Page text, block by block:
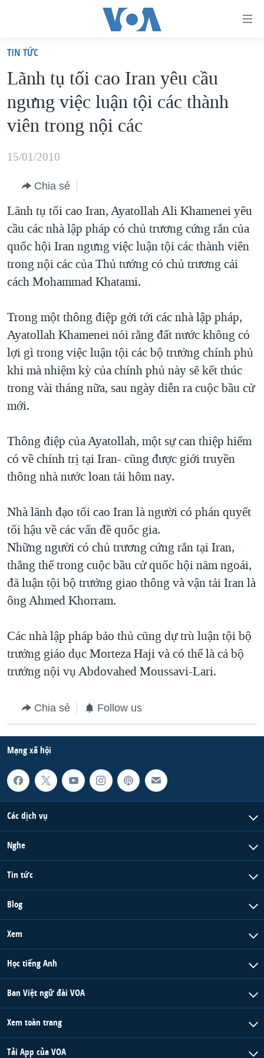
truy
cập
Tới
nội
chính
hướng
chính
Đi
tới
"Tìm"
VIỆT NAM
HOA KỲ
BIỂN ĐÔNG
THẾ GIỚI
DIỄN ĐÀN
MỤC
TỰ DO BÁO CHÍ
VẠCH TRẦN TIN GIẢ
NGƯỜI VIỆT HẢI NGOẠI
KINH TẾ
KHOA HỌC
SỨC KHOẺ
VĂN HOÁ
THỂ THAO
CHUYÊN ĐỀ
CHIẾN TRANH THƯƠNG MẠI CỦA MỸ: QUÁ KHỨ VÀ HIỆN
TẠI
HÀNH TRÌNH BẦU CỬ 2024
GIẢI MÃ VÀNH ĐAI & CON ĐƯỜNG
NGÀY TỊ NẠN THẾ GIỚI
TRỊNH VĨNH BÌNH - NGƯỜI HẠ 'BÊN THẮNG CUỘC'
GROUND ZERO – XƯA VÀ NAY
CÁC GIÁ TRỊ CỘNG HÒA Ở VIỆT NAM
THƯỢNG ĐỈNH TRUMP-KIM TẠI VIỆT NAM
TRỊNH VĨNH BÌNH VS. CHÍNH PHỦ VIỆT NAM
BÊN KIA QUỐC LỘ: TIẾNG VỌNG TỪ NÔNG THÔN MỸ
QUAN HỆ VIỆT MỸ
HỌC TIẾNG ANH
VIDEO
MẠNG XÃ HỘI
Ngôn ngữ khác
TIN TỨC
Lãnh tụ tối cao Iran yêu cầu
ngưng việc luận tội các thành
viên trong nội các
15/01/2010
Chia sẻ
Lãnh tụ tối cao Iran, Ayatollah Ali Khamenei yêu
cầu các nhà lập pháp có chủ trương cứng rắn của
quốc hội Iran ngưng việc luận tội các thành viên
trong nội các của Thủ tướng có chủ trương cải
cách Mohammad Khatami.
Trong một thông điệp gởi tới các nhà lập pháp,
Ayatollah Khamenei nói rằng đất nước không có
lợi gì trong việc luận tội các bộ trưởng chính phủ
khi mà nhiệm kỳ của chính phủ này sẽ kết thúc
trong vài tháng nữa, sau ngày diễn ra cuộc bầu cử
mới.
Thông điệp của Ayatollah, một sự can thiệp hiếm
có về chính trị tại Iran- cũng được giới truyền
thông nhà nước loan tải hôm nay.
Nhà lãnh đạo tối cao Iran là người có phán quyết
tối hậu về các vấn đề quốc gia.
Những người có chủ trương cứng rắn tại Iran,
thắng thế trong cuộc bầu cử quốc hội năm ngoái,
đã luận tội bộ trưởng giao thông và vận tải Iran là
ông Ahmed Khorram.
Các nhà lập pháp bảo thủ cũng dự trù luận tội bộ
trưởng giáo dục Morteza Haji và có thể là cả bộ
trưởng nội vụ Abdovahed Moussavi-Lari.
Chia sẻ Follow us
Mạng xã hội
Các dịch vụ
Nghe
Tin tức
Blog
Xem
Học tiếng Anh
Ban Việt ngữ đài VOA
Xem toàn trang
Tải App của VOA